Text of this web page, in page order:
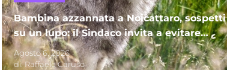
Bambina azzannata a Noicattaro, sospetti
su un lupo: il Sindaco invita a evitare
parchi e campagne
Agosto 6, 2026
di:Raffaele Caruso